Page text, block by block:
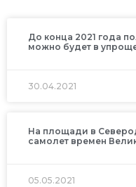
До конца 2021 года
можно будет в
30.04.2021
На площади в
самолет времен
05.05.2021